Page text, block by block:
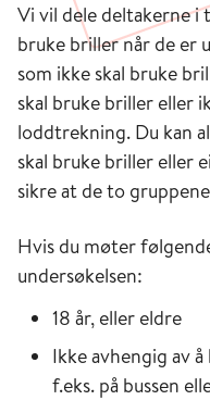
Vi vil dele deltakerne i
bruke briller når de er
som ikke skal bruke
skal bruke briller eller
loddtrekning. Du kan
skal bruke briller eller
sikre at de to
Hvis du møter
undersøkelsen:
18 år, eller eldre
Ikke avhengig av
f.eks. på bussen